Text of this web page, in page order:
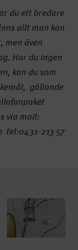
du ett bredare
allt man kan
men även
Har du ingen
kan du som
gällande
via mail:
tel:0431-213 57